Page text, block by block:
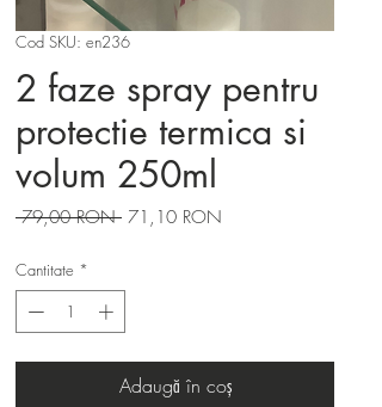
Cod SKU: en236
2 faze spray pentru
protectie termica si
volum 250ml
79,00 RON Preț
71,10 RON
Cantitate *
Adaugă în coș